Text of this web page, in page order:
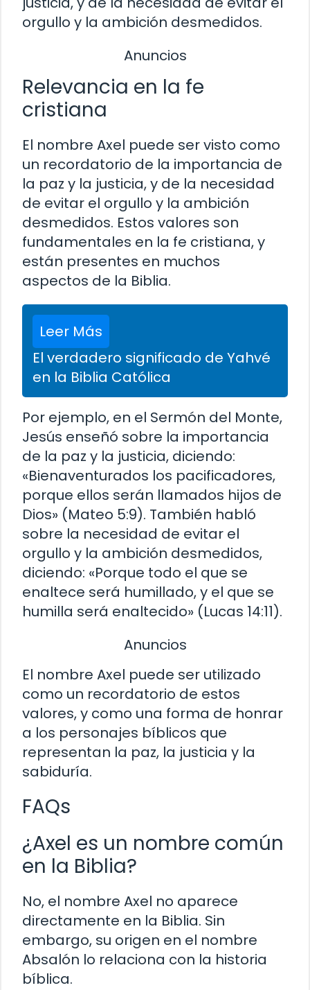
orgullo y la ambición desmedidos.
Anuncios
Relevancia en la fe
cristiana
El nombre Axel puede ser visto como
un recordatorio de la importancia de
la paz y la justicia, y de la necesidad
de evitar el orgullo y la ambición
desmedidos. Estos valores son
fundamentales en la fe cristiana, y
están presentes en muchos
aspectos de la Biblia.
Leer Más
El verdadero significado de Yahvé
en la Biblia Católica
Por ejemplo, en el Sermón del Monte,
Jesús enseñó sobre la importancia
de la paz y la justicia, diciendo:
«Bienaventurados los pacificadores,
porque ellos serán llamados hijos de
Dios» (Mateo 5:9). También habló
sobre la necesidad de evitar el
orgullo y la ambición desmedidos,
diciendo: «Porque todo el que se
enaltece será humillado, y el que se
humilla será enaltecido» (Lucas 14:11).
Anuncios
El nombre Axel puede ser utilizado
como un recordatorio de estos
valores, y como una forma de honrar
a los personajes bíblicos que
representan la paz, la justicia y la
sabiduría.
FAQs
¿Axel es un nombre común
en la Biblia?
No, el nombre Axel no aparece
directamente en la Biblia. Sin
embargo, su origen en el nombre
Absalón lo relaciona con la historia
bíblica.